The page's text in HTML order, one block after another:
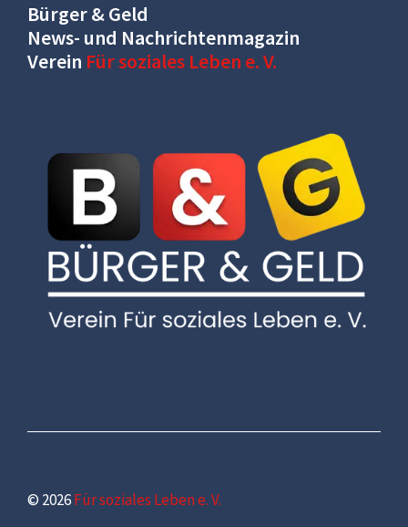
Bürger & Geld
News- und Nachrichtenmagazin
Verein Für soziales Leben e. V.
© 2026Für soziales Leben e. V.